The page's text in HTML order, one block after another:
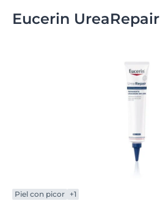
Eucerin UreaRepair
Piel con picor +1